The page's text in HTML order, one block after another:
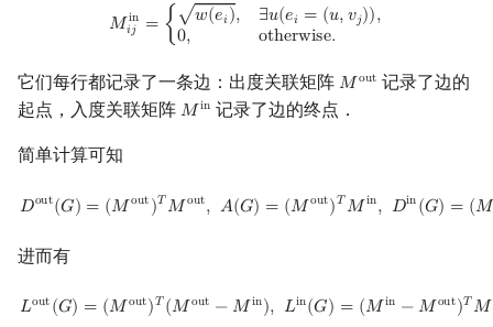
𝑀in
𝑖𝑗 = { √𝑤(𝑒𝑖), ∃𝑢(𝑒𝑖 = (𝑢,𝑣𝑗)),
0, otherwise.
Mi jin (ei),∃u(ei u,vj)),0 ,otherwise
它们每行都记录了一条边：出度关联矩阵 𝑀out
Mout 记录了边的
起点，入度关联矩阵 𝑀in
Min 记录了边的终点．
简单计算可知
𝐷out(𝐺) = (𝑀 out)𝑇𝑀out, 𝐴(𝐺) = (𝑀 out)𝑇𝑀in, 𝐷in(𝐺) = (𝑀
Dout(G)=(Mout)TMout, A )=(Mout )TMin, Din(G (Min)TMin .
进而有
𝐿out(𝐺) = (𝑀out)𝑇 (𝑀out −𝑀in), 𝐿in(𝐺) = (𝑀in −𝑀out)𝑇𝑀
Lout G) =(Mout)T(Mout −M in), L in(G)=(M in −Mout)T Min.